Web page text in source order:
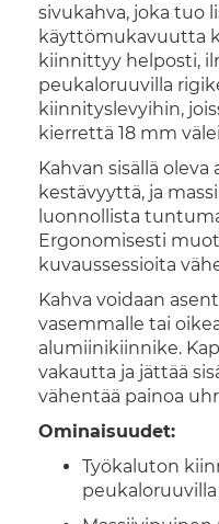
sivukahva, joka tuo
käyttömukavuutta
kiinnittyy helposti,
peukaloruuvilla
kiinnityslevyihin,
kierrettä 18 mm
Kahvan sisällä
kestävyyttä, ja
luonnollista
Ergonomisesti
kuvaussessioita
Kahva voidaan
vasemmalle tai
alumiinikiinnike.
vakautta ja jättää
vähentää painoa
Ominaisuudet:
Työkaluton
peukaloruuvilla